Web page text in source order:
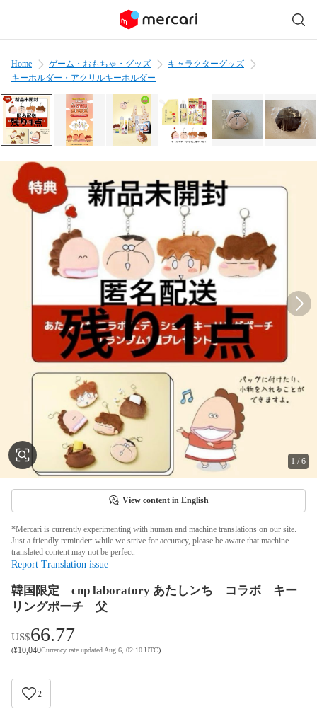
Home ゲーム・おもちゃ・グッズ
キャラクターグッズ
キーホルダー・アクリルキーホルダー
1 /6
View content in English
*Mercari is currently experimenting with human and machine translations on our site.
Just a friendly reminder: while we strive for accuracy, please be aware that machine
translated content may not be perfect.
Report Translation issue
韓国限定 cnp laboratory あたしンち コラボ キー
リングポーチ 父
US$66.77
(¥10,040Currency rate updated Aug 6, 02:10 UTC)
2